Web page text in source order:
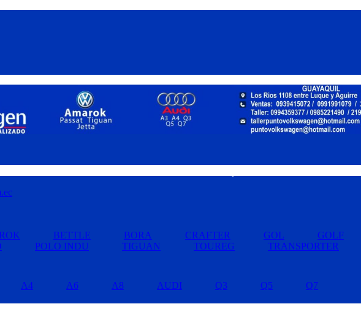
BETTLE BORA CRAFTER GOL GOLF
POLO INDU TIGUAN TOUREG TRANSPORTER
A4 A6 A8 AUDI Q3 Q5 Q7